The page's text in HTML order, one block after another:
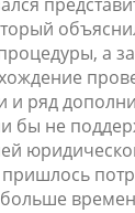
а
и ряд
бы не